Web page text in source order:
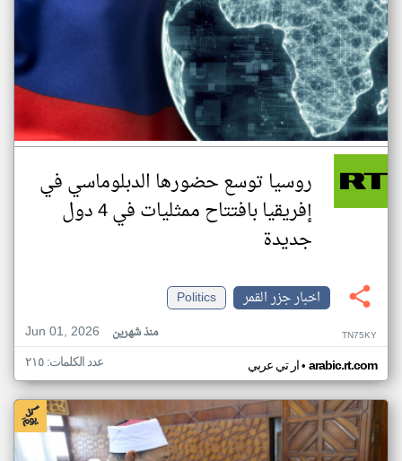
روسيا توسع حضورها الدبلوماسي في
إفريقيا بافتتاح ممثليات في 4 دول
جديدة
اخبار جزر القمر
Politics
Jun 01, 2026
منذ شهرين TN75KY
ار تي عربي• arabic.rt.com عدد الكلمات: ٢١٥